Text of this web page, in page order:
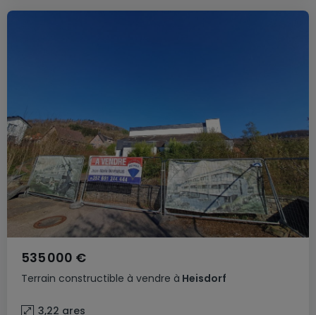
Terrain constructible à vendre à Heisdorf
535 000 €
3,22 ares